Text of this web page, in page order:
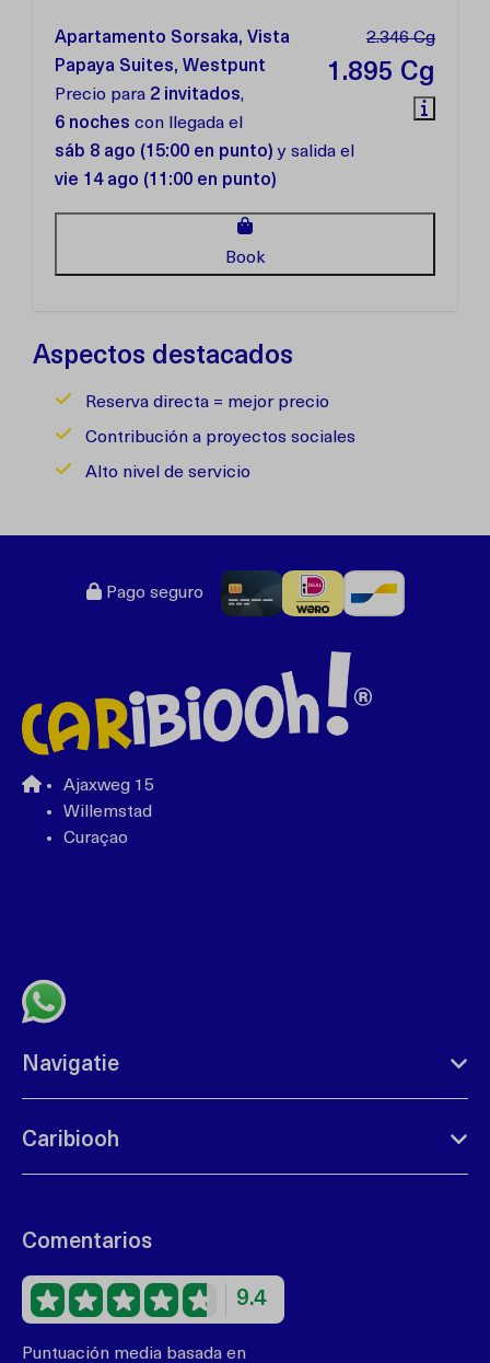
2.346 Cg
1.895 Cg
Apartamento Sorsaka, Vista
Papaya Suites, Westpunt
Precio para 2 invitados,
6 noches con llegada el
sáb 8 ago (15:00 en punto) y salida el
vie 14 ago (11:00 en punto)
Book
Aspectos destacados
Reserva directa = mejor precio
Contribución a proyectos sociales
Alto nivel de servicio
Pago seguro
Ajaxweg 15
Willemstad
Curaçao
Navigatie
Caribiooh
Comentarios
9.4
Puntuación media basada en